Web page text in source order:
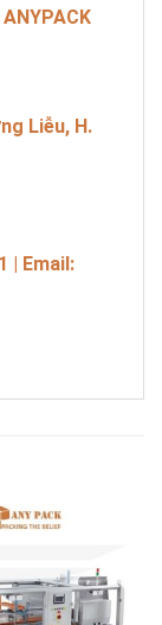
Liễu, H.
| Email: